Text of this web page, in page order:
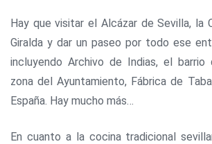
Hay que visitar el Alcázar de Sevilla, la
Giralda y dar un paseo por todo ese
incluyendo Archivo de Indias, el barrio
zona del Ayuntamiento, Fábrica de
España. Hay mucho más…
En cuanto a la cocina tradicional